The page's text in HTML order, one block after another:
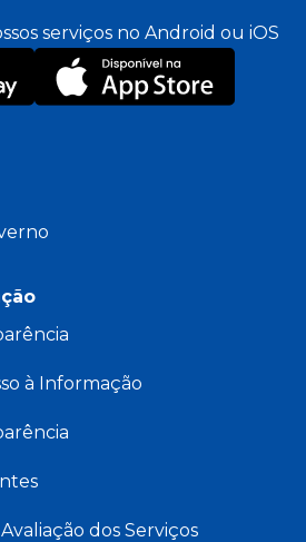
serviços no Android ou iOS
à Informação
dos Serviços